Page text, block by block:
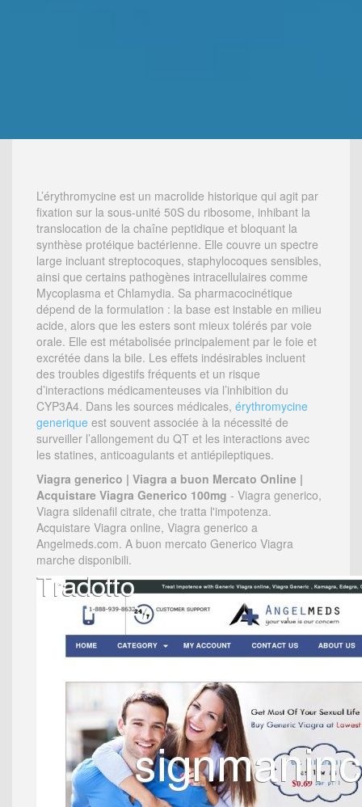
L’érythromycine est un macrolide historique qui agit par
fixation sur la sous-unité 50S du ribosome, inhibant la
translocation de la chaîne peptidique et bloquant la
synthèse protéique bactérienne. Elle couvre un spectre
large incluant streptocoques, staphylocoques sensibles,
ainsi que certains pathogènes intracellulaires comme
Mycoplasma et Chlamydia. Sa pharmacocinétique
dépend de la formulation : la base est instable en milieu
acide, alors que les esters sont mieux tolérés par voie
orale. Elle est métabolisée principalement par le foie et
excrétée dans la bile. Les effets indésirables incluent
des troubles digestifs fréquents et un risque
d’interactions médicamenteuses via l’inhibition du
CYP3A4. Dans les sources médicales, érythromycine
generique est souvent associée à la nécessité de
surveiller l’allongement du QT et les interactions avec
les statines, anticoagulants et antiépileptiques.
Viagra generico | Viagra a buon Mercato Online |
Acquistare Viagra Generico 100mg - Viagra generico,
Viagra sildenafil citrate, che tratta l'impotenza.
Acquistare Viagra online, Viagra generico a
Angelmeds.com. A buon mercato Generico Viagra
marche disponibili.